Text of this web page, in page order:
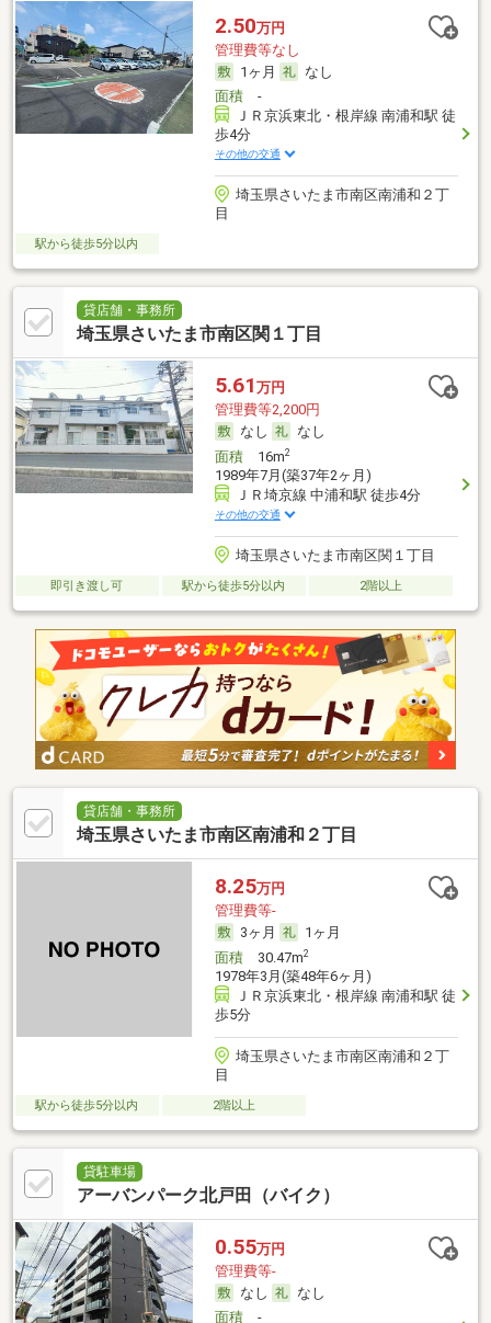
2.50万円
管理費等なし
1ヶ月
なし
面積-
ＪＲ京浜東北・根岸線 南浦和駅 徒
歩4分
その他の交通
埼玉県さいたま市南区南浦和２丁
目
駅から徒歩5分以内
貸店舗・事務所
埼玉県さいたま市南区関１丁目
5.61 万円
管理費等2,200円
なし
なし
面積16m2
1989年7月(築37年2ヶ月)
ＪＲ埼京線 中浦和駅 徒歩4分
その他の交通
埼玉県さいたま市南区関１丁目
即引き渡し可 駅から徒歩5分以内 2階以上
貸店舗・事務所
埼玉県さいたま市南区南浦和２丁目
8.25万円
管理費等-
3ヶ月
1ヶ月
面積30.47m2
1978年3月(築48年6ヶ月)
ＪＲ京浜東北・根岸線 南浦和駅 徒
歩5分
埼玉県さいたま市南区南浦和２丁
目
駅から徒歩5分以内 2階以上
貸駐車場
アーバンパーク北戸田（バイク）
0.55万円
管理費等-
なし
なし
面積-